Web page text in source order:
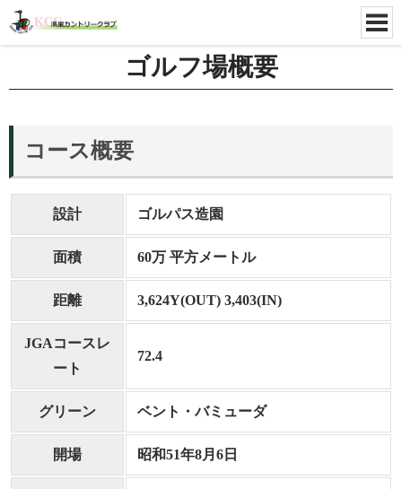
ゴルフ場概要
コース概要
設計 ゴルパス造園
面積 60万 平方メートル
距離 3,624Y(OUT) 3,403(IN)
JGAコースレ
ート
72.4
グリーン ベント・バミューダ
開場 昭和51年8月6日